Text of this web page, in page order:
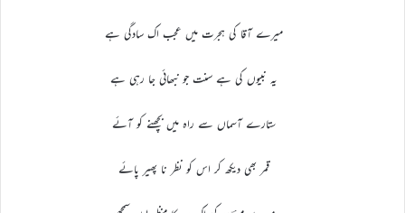
میرے آقا کی ہجرت میں عجب اک سادگی ہے
یہ نبیوں کی ہے سنت جو نبھائی جا رہی ہے
ستارے آسماں سے راہ میں بچھنے کو آئے
قمر بھی دیکھ کر اس کو نظر نا پھیر پائے